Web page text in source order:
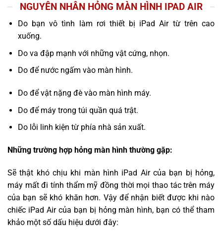
NGUYÊN NHÂN HỎNG MÀN HÌNH IPAD AIR
Do bạn vô tình làm rơi thiết bị iPad Air từ trên cao
xuống.
Do va đập mạnh với những vật cứng, nhọn.
Do để nước ngấm vào màn hình.
Do để vật nặng đè vào màn hình máy.
Do để máy trong túi quần quá trật.
Do lỗi linh kiện từ phía nhà sản xuất.
Những trường hợp hỏng màn hình thường gặp:
Sẽ thật khó chịu khi màn hình iPad Air của bạn bị hỏng,
máy mất đi tính thẩm mỹ đồng thời mọi thao tác trên máy
của bạn sẽ khó khăn hơn. Vậy để nhận biết được khi nào
chiếc iPad Air của bạn bị hỏng màn hình, bạn có thể tham
khảo một số dấu hiệu dưới đây: